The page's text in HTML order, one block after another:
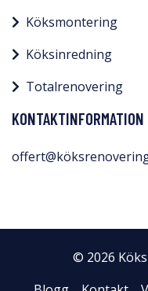
Köksmontering
Köksinredning
Totalrenovering
KONTAKTINFORMATION
© 2026